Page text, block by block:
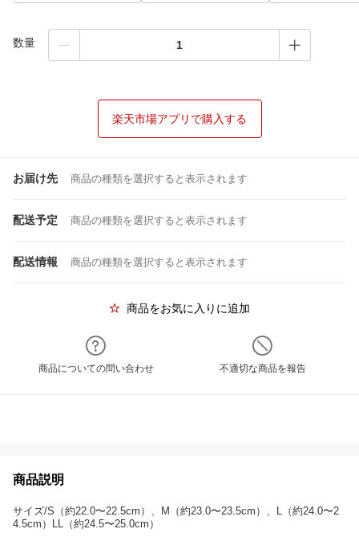
数量
楽天市場アプリで購入する
お届け先 商品の種類を選択すると表示されます
配送予定 商品の種類を選択すると表示されます
配送情報 商品の種類を選択すると表示されます
商品をお気に入りに追加
商品についての問い合わせ 不適切な商品を報告
商品説明
サイズ/S（約22.0〜22.5cm）、M（約23.0〜23.5cm）、L（約24.0〜2
4.5cm）LL（約24.5〜25.0cm）